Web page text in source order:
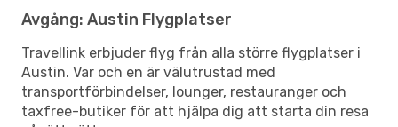
Avgång: Austin Flygplatser
Travellink erbjuder flyg från alla större flygplatser i
Austin. Var och en är välutrustad med
transportförbindelser, lounger, restauranger och
taxfree-butiker för att hjälpa dig att starta din resa